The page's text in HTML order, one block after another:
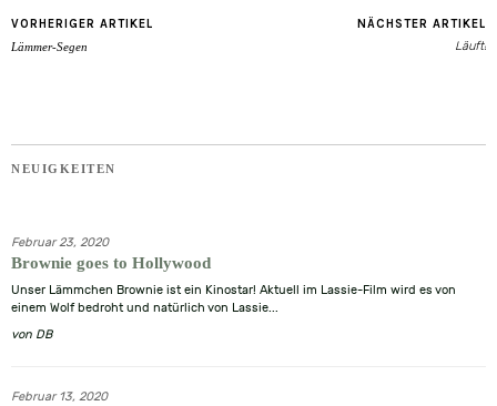
VORHERIGER ARTIKEL
Lämmer-Segen
NÄCHSTER ARTIKEL
Läuft!
NEUIGKEITEN
Februar 23, 2020
Brownie goes to Hollywood
Unser Lämmchen Brownie ist ein Kinostar! Aktuell im Lassie-Film wird es von
einem Wolf bedroht und natürlich von Lassie...
von DB
Februar 13, 2020